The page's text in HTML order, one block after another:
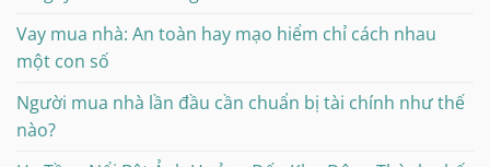
Vay mua nhà: An toàn hay mạo hiểm chỉ cách nhau
một con số
Người mua nhà lần đầu cần chuẩn bị tài chính như thế
nào?